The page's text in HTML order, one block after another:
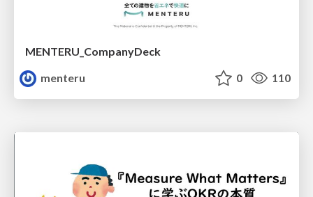
MENTERU_CompanyDeck
menteru
0 110